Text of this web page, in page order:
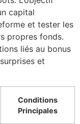
capital
et tester les
propres fonds.
liés au bonus
et
Conditions
Principales